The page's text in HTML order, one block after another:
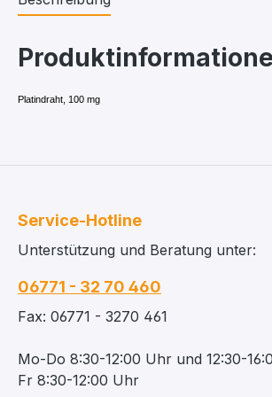
Platindraht, 100 mg
Service-Hotline
Unterstützung und Beratung unter:
06771 - 32 70 460
Fax: 06771 - 3270 461
Mo-Do 8:30-12:00 Uhr und 12:30-
Fr 8:30-12:00 Uhr